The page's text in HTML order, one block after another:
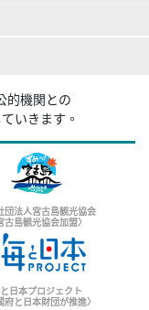
的機関との
いきます。
団法人宮古島観光協会
古島観光協会加盟〉
日本プロジェクト
府と日本財団が推進〉